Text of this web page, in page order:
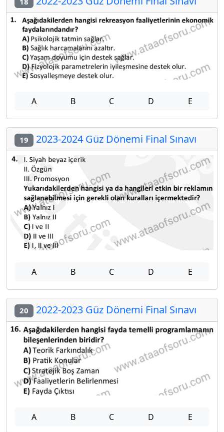
A B C D E
19 2023-2024 Güz Dönemi Final Sınavı
A B C D E
20 2022-2023 Güz Dönemi Final Sınavı
A B C D E